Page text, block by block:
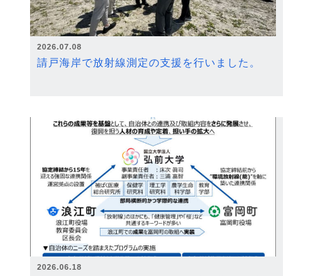
2026.07.08
請戸海岸で放射線測定の支援を行いました。
2026.06.18